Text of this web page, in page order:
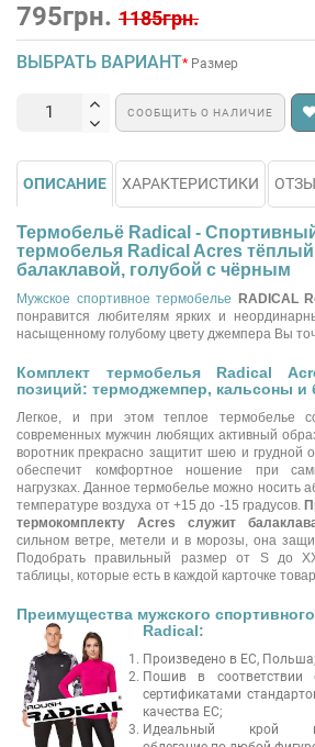
795грн. 1185грн.
ВЫБРАТЬ ВАРИАНТ Размер
СООБЩИТЬ О НАЛИЧИЕ
ОПИСАНИЕ ХАРАКТЕРИСТИКИ
Термобельё Radical -
термобелья Radical Acres
балаклавой, голубой с чёрным
Мужское спортивное термобелье RADICAL
понравится любителям ярких и
насыщенному голубому цвету джемпера Вы
Комплект термобелья Radical
позиций: термоджемпер, кальсоны и
Легкое, и при этом теплое термобелье
современных мужчин любящих активный
воротник прекрасно защитит шею и грудной
обеспечит комфортное ношение при
нагрузках. Данное термобелье можно носить
температуре воздуха от +15 до -15 градусов.
термокомплекту Acres служит
сильном ветре, метели и в морозы, она
Подобрать правильный размер от S до
таблицы, которые есть в каждой карточке
Преимущества мужского
Radical:
Произведено в ЕС, Польша;
Пошив в соответствии
сертификатами
качества ЕС;
Идеальный крой